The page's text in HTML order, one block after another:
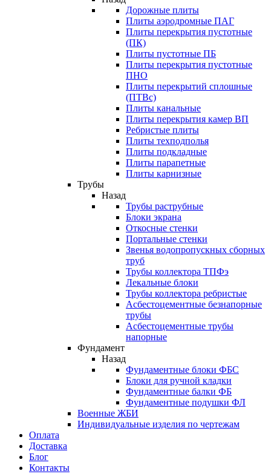
Дорожные плиты
Плиты аэродромные ПАГ
Плиты перекрытия пустотные
(ПК)
Плиты пустотные ПБ
Плиты перекрытия пустотные
ПНО
Плиты перекрытий сплошные
(ПТВс)
Плиты канальные
Плиты перекрытия камер ВП
Ребристые плиты
Плиты техподполья
Плиты подкладные
Плиты парапетные
Плиты карнизные
Трубы
Назад
Трубы раструбные
Блоки экрана
Откосные стенки
Портальные стенки
Звенья водопропускных сборных
труб
Трубы коллектора ТПФэ
Лекальные блоки
Трубы коллектора ребристые
Асбестоцементные безнапорные
трубы
Асбестоцементные трубы
напорные
Фундамент
Назад
Фундаментные блоки ФБС
Блоки для ручной кладки
Фундаментные балки ФБ
Фундаментные подушки ФЛ
Военные ЖБИ
Индивидуальные изделия по чертежам
Оплата
Доставка
Блог
Контакты